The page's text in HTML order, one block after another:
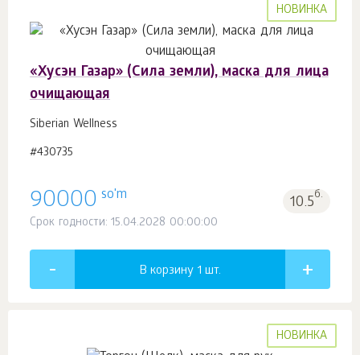
НОВИНКА
«Хусэн Газар» (Сила земли), маска для лица
очищающая
Siberian Wellness
#430735
90000 so'm 10.5б.
Срок годности: 15.04.2028 00:00:00
В корзину 1 шт.
НОВИНКА